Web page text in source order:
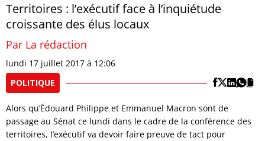
Territoires : l’exécutif face à l’inquiétude
croissante des élus locaux
Par La rédaction
lundi 17 juillet 2017 à 12:06
POLITIQUE
Alors qu’Édouard Philippe et Emmanuel Macron sont de
passage au Sénat ce lundi dans le cadre de la conférence des
territoires, l’exécutif va devoir faire preuve de tact pour